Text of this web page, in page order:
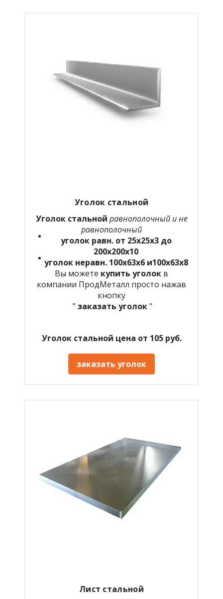
Уголок стальной
Уголок стальной равнополочный и не
равнополочный
уголок равн. от 25х25х3 до
200х200х10
уголок неравн. 100х63х6 и100х63х8
Вы можете купить уголок в
компании ПродМеталл просто нажав
кнопку
" заказать уголок"
Уголок стальной цена от 105 руб.
заказать уголок
Лист стальной